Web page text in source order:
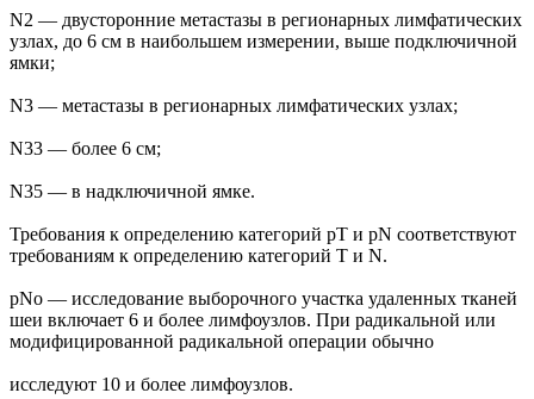
N2 — двусторонние метастазы в регионарных лимфатических
узлах, до 6 см в наибольшем измерении, выше подключичной
ямки;
N3 — метастазы в регионарных лимфатических узлах;
N33 — более 6 см;
N35 — в надключичной ямке.
Требования к определению категорий рТ и pN соответствуют
требованиям к определению категорий Т и N.
pNo — исследование выборочного участка удаленных тканей
шеи включает 6 и более лимфоузлов. При радикальной или
модифицированной радикальной операции обычно
исследуют 10 и более лимфоузлов.